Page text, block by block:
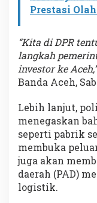
Prestasi
“Kita di DPR
langkah
investor ke Aceh,”
Banda Aceh,
Lebih lanjut,
menegaskan
seperti pabrik
membuka
juga akan
daerah (PAD)
logistik.